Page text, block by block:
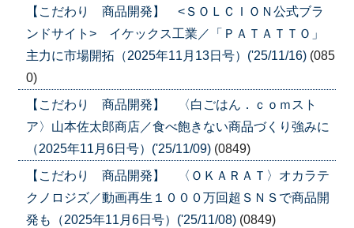
【こだわり 商品開発】 <ＳＯＬＣＩＯＮ公式ブラ
ンドサイト> イケックス工業／「ＰＡＴＡＴＴＯ」
主力に市場開拓（2025年11月13日号）('25/11/16) (085
0)
【こだわり 商品開発】 〈白ごはん．ｃｏｍスト
ア〉山本佐太郎商店／食べ飽きない商品づくり強みに
（2025年11月6日号）('25/11/09) (0849)
【こだわり 商品開発】 〈ＯＫＡＲＡＴ〉オカラテ
クノロジズ／動画再生１０００万回超ＳＮＳで商品開
発も（2025年11月6日号）('25/11/08) (0849)